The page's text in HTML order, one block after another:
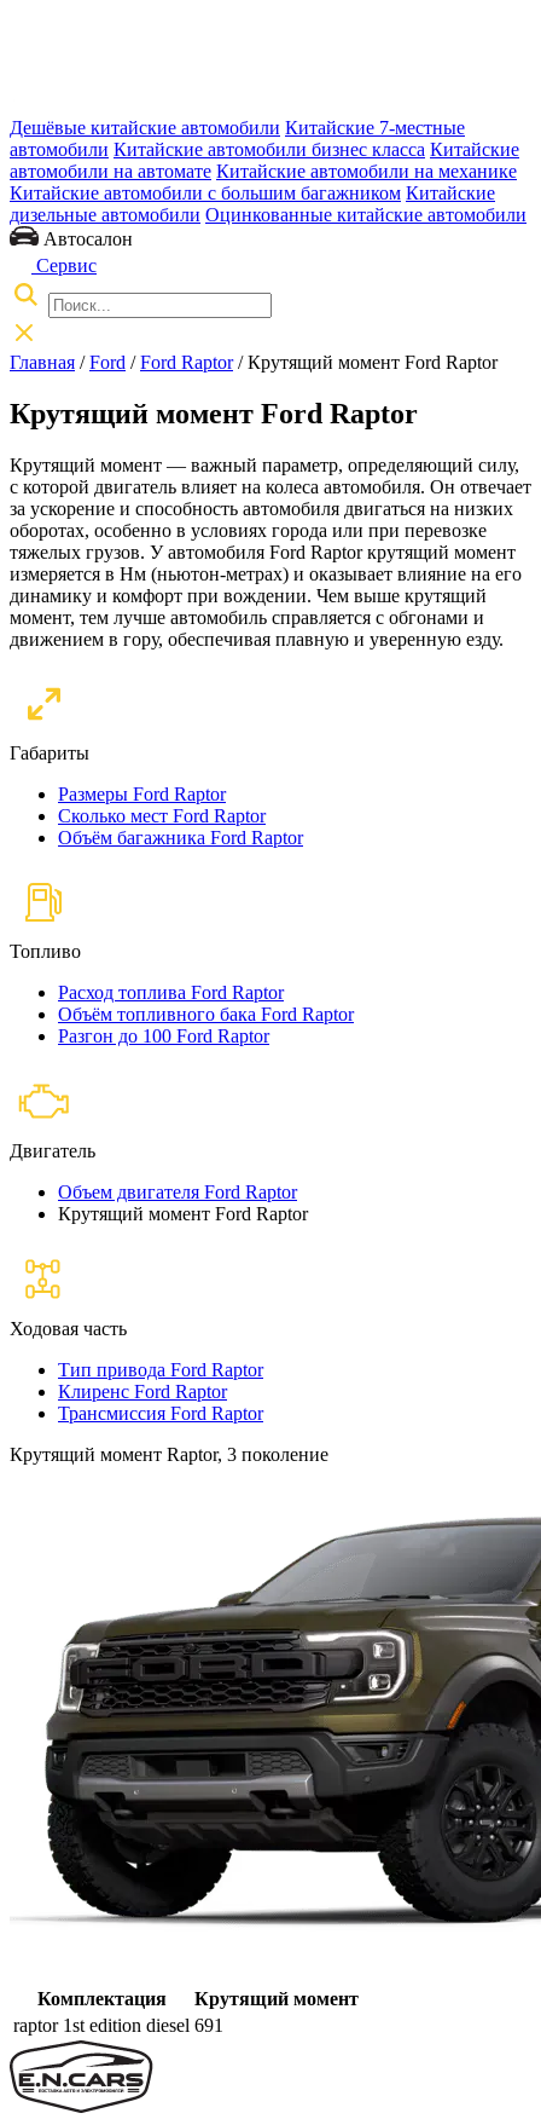
Дешёвые китайские автомобили Китайские 7-местные
автомобили Китайские автомобили бизнес класса Китайские
автомобили на автомате Китайские автомобили на механике
Китайские автомобили с большим багажником Китайские
дизельные автомобили Оцинкованные китайские автомобили
Автосалон
Сервис
Главная /Ford /Ford Raptor/ Крутящий момент Ford Raptor
Крутящий момент Ford Raptor
Крутящий момент — важный параметр, определяющий силу,
с которой двигатель влияет на колеса автомобиля. Он отвечает
за ускорение и способность автомобиля двигаться на низких
оборотах, особенно в условиях города или при перевозке
тяжелых грузов. У автомобиля Ford Raptor крутящий момент
измеряется в Нм (ньютон-метрах) и оказывает влияние на его
динамику и комфорт при вождении. Чем выше крутящий
момент, тем лучше автомобиль справляется с обгонами и
движением в гору, обеспечивая плавную и уверенную езду.
Габариты
Размеры Ford Raptor
Сколько мест Ford Raptor
Объём багажника Ford Raptor
Топливо
Расход топлива Ford Raptor
Объём топливного бака Ford Raptor
Разгон до 100 Ford Raptor
Двигатель
Объем двигателя Ford Raptor
Крутящий момент Ford Raptor
Ходовая часть
Тип привода Ford Raptor
Клиренс Ford Raptor
Трансмиссия Ford Raptor
Крутящий момент Raptor, 3 поколение
Комплектация
Крутящий момент
raptor 1st edition diesel 691